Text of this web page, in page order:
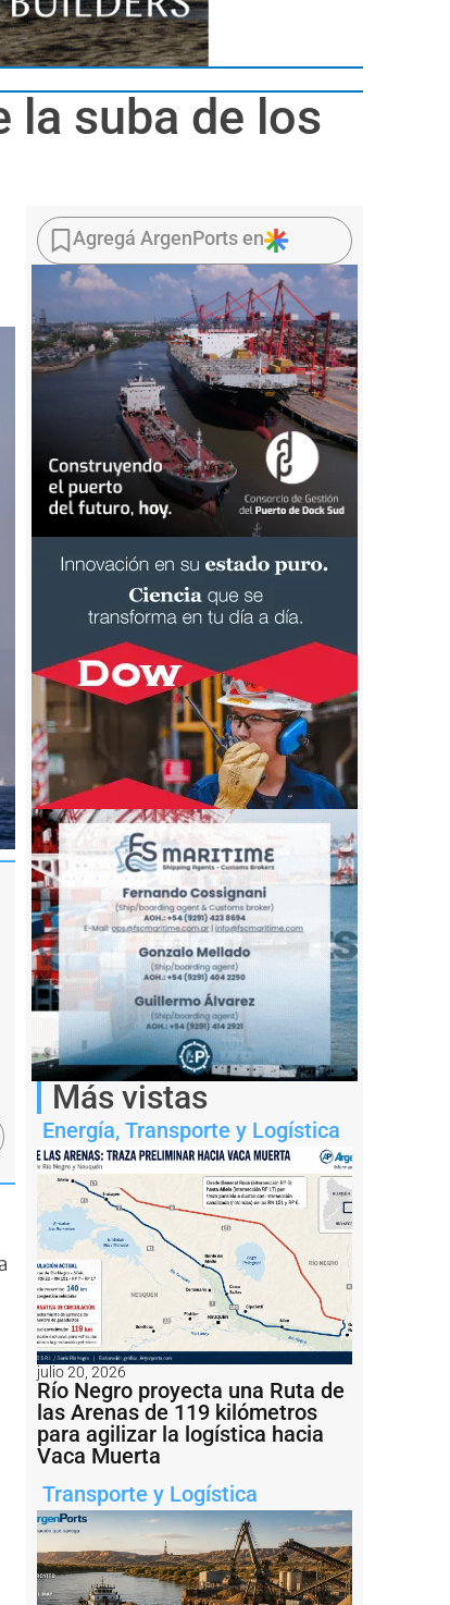
la suba de los
Agregá ArgenPorts en
Más vistas
Energía, Transporte y Logística
julio 20, 2026
Río Negro proyecta una Ruta de
las Arenas de 119 kilómetros
para agilizar la logística hacia
Vaca Muerta
Transporte y Logística